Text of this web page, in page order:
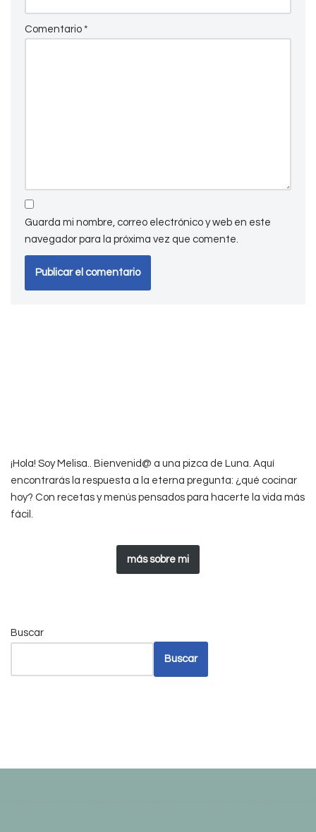
Comentario *
Guarda mi nombre, correo electrónico y web en este
navegador para la próxima vez que comente.
¡Hola! Soy Melisa.. Bienvenid@ a una pizca de Luna. Aquí
encontrarás la respuesta a la eterna pregunta: ¿qué cocinar
hoy? Con recetas y menús pensados para hacerte la vida más
fácil.
más sobre mi
Buscar
Buscar